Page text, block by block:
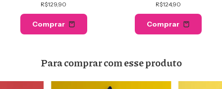
R$129,90
Comprar
R$124,90
Comprar
Para comprar com esse produto